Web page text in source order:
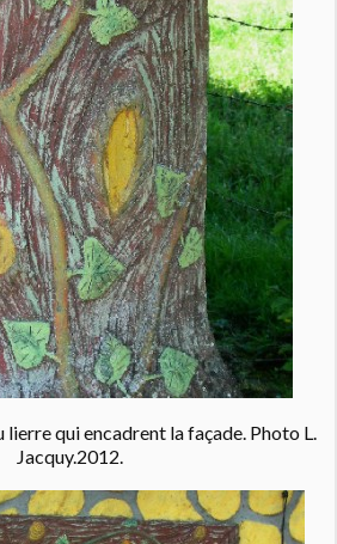
qui encadrent la façade. Photo L.
Jacquy.2012.